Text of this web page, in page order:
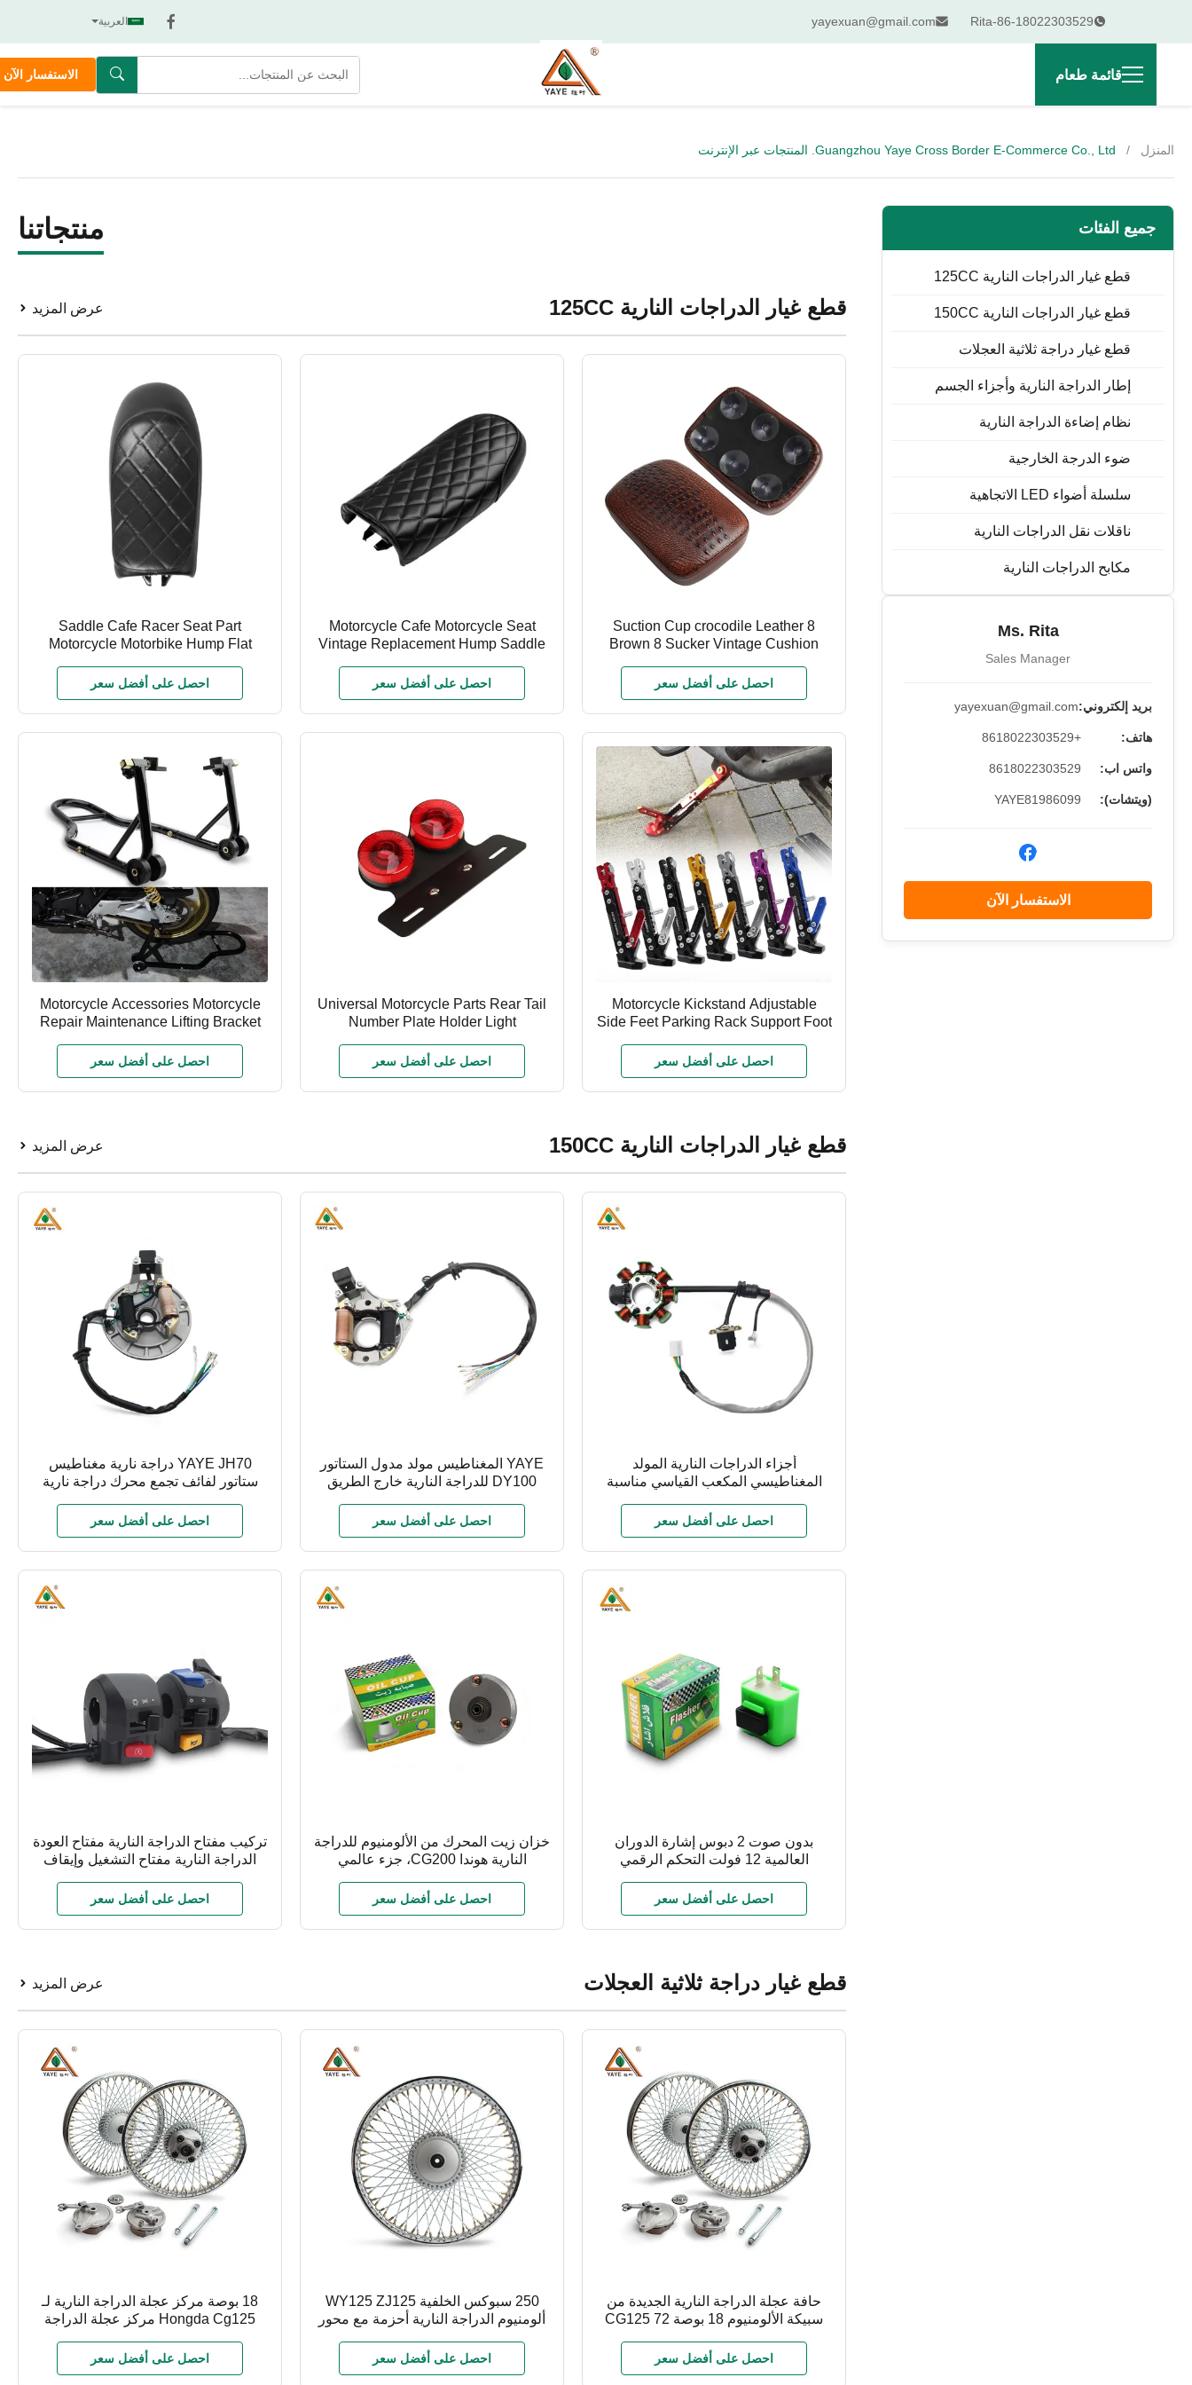
Rita-86-18022303529
yayexuan@gmail.com العربية
قائمة طعام الاستفسار الآن
المنزل / Guangzhou Yaye Cross Border E-Commerce Co., Ltd. المنتجات عبر الإنترنت
جميع الفئات
قطع غيار الدراجات النارية 125CC
قطع غيار الدراجات النارية 150CC
قطع غيار دراجة ثلاثية العجلات
إطار الدراجة النارية وأجزاء الجسم
نظام إضاءة الدراجة النارية
ضوء الدرجة الخارجية
سلسلة أضواء LED الاتجاهية
ناقلات نقل الدراجات النارية
مكابح الدراجات النارية
Ms. Rita
Sales Manager
بريد إلكتروني:yayexuan@gmail.com
هاتف: +8618022303529
واتس اب: 8618022303529
(ويتشات): YAYE81986099
الاستفسار الآن
منتجاتنا
قطع غيار الدراجات النارية 125CC عرض المزيد
8 Suction Cup crocodile Leather
Brown 8 Sucker Vintage Cushion
XL1200 883 72 48
احصل على أفضل سعر
Motorcycle Cafe Motorcycle Seat
Vintage Replacement Hump Saddle
Yamaha Kawasaki Honda Cg125
احصل على أفضل سعر
Saddle Cafe Racer Seat Part
Motorcycle Motorbike Hump Flat
Pad for H-onda Saddle Seat Cushion
Pad
احصل على أفضل سعر
Motorcycle Kickstand Adjustable
Side Feet Parking Rack Support Foot
Universal Tripod
احصل على أفضل سعر
Universal Motorcycle Parts Rear Tail
Number Plate Holder Light
احصل على أفضل سعر
Motorcycle Accessories Motorcycle
Repair Maintenance Lifting Bracket
Lifting Frame
احصل على أفضل سعر
قطع غيار الدراجات النارية 150CC عرض المزيد
أجزاء الدراجات النارية المولد
المغناطيسي المكعب القياسي مناسبة
احصل على أفضل سعر
YAYE المغناطيس مولد مدول الستاتور
DY100 للدراجة النارية خارج الطريق
مدول الإشعال
احصل على أفضل سعر
YAYE JH70 دراجة نارية مغناطيس
ستاتور لفائف تجمع محرك دراجة نارية
احصل على أفضل سعر
بدون صوت 2 دبوس إشارة الدوران
العالمية 12 فولت التحكم الرقمي
احصل على أفضل سعر
خزان زيت المحرك من الألومنيوم للدراجة
النارية هوندا CG200، جزء عالمي
احصل على أفضل سعر
تركيب مفتاح الدراجة النارية مفتاح العودة
الدراجة النارية مفتاح التشغيل وإيقاف
HJ152-8
احصل على أفضل سعر
قطع غيار دراجة ثلاثية العجلات عرض المزيد
حافة عجلة الدراجة النارية الجديدة من
سبيكة الألومنيوم 18 بوصة CG125 72
احصل على أفضل سعر
250 سبوكس الخلفية WY125 ZJ125
ألومنيوم الدراجة النارية أحزمة مع محور
احصل على أفضل سعر
18 بوصة مركز عجلة الدراجة النارية لـ
Hongda Cg125 مركز عجلة الدراجة
احصل على أفضل سعر